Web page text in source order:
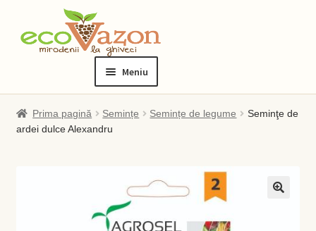
Sari
Sari
Meniu
Prima pagină Semințe Semințe de legume
Seminţe de
ardei dulce Alexandru